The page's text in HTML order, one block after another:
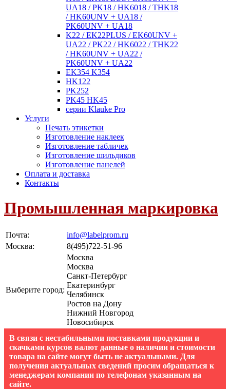
UA18 / PK18 / HK6018 / THK18
/ HK60UNV + UA18 /
PK60UNV + UA18
K22 / EK22PLUS / EK60UNV +
UA22 / PK22 / HK6022 / THK22
/ HK60UNV + UA22 /
PK60UNV + UA22
EK354 K354
HK122
PK252
PK45 HK45
серии Klauke Pro
Услуги
Печать этикетки
Изготовление наклеек
Изготовление табличек
Изготовление шильдиков
Изготовление панелей
Оплата и доставка
Контакты
Промышленная маркировка
Почта:
info@labelprom.ru
Москва: 8(495)722-51-96
Выберите город:
Москва
Москва
Санкт-Петербург
Екатеринбург
Челябинск
Ростов на Дону
Нижний Новгород
Новосибирск
В связи с нестабильными поставками продукции и
скачками курсов валют данные о наличии и стоимости
товара на сайте могут быть не актуальными. Для
получения актуальных сведений просим обращаться к
менеджерам компании по телефонам указанным на
сайте.